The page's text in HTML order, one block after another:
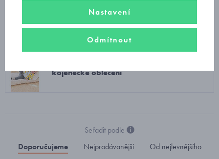
chlapecké oblečení
kojenecké oblečení
Seřadit podle
Doporučujeme
Nejprodávanější
Od nejlevnějšího
Nastavení
Odmítnout